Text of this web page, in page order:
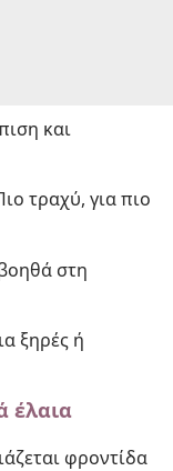
και
τραχύ, για πιο
στη
ξηρές ή
έλαια
φροντίδα